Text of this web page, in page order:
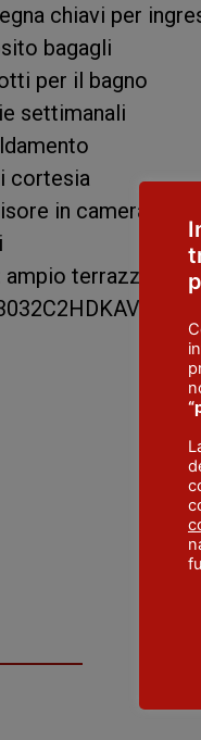
chiavi per
bagagli
per il bagno
settimanali
cortesia
in camera
ampio terrazzo